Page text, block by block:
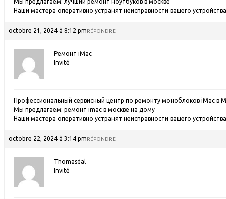
Наши мастера оперативно устранят неисправности вашего
octobre 21, 2024 à 8:12 pmRÉPONDRE
Ремонт iMac
Invité
Профессиональный сервисный центр по ремонту моноблоков iMac в
Мы предлагаем: ремонт imac в москве на дому
Наши мастера оперативно устранят неисправности вашего
octobre 22, 2024 à 3:14 pmRÉPONDRE
Thomasdal
Invité